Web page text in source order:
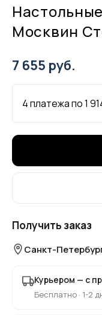
Москвин
7 655 руб.
4 платежа по1
Получить заказ
Санкт-
Курьером — с
Бесплатно · 1-2